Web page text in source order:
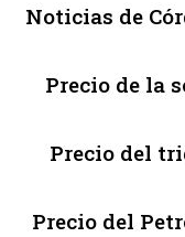
Noticias de
Precio de la
Precio del
Precio del